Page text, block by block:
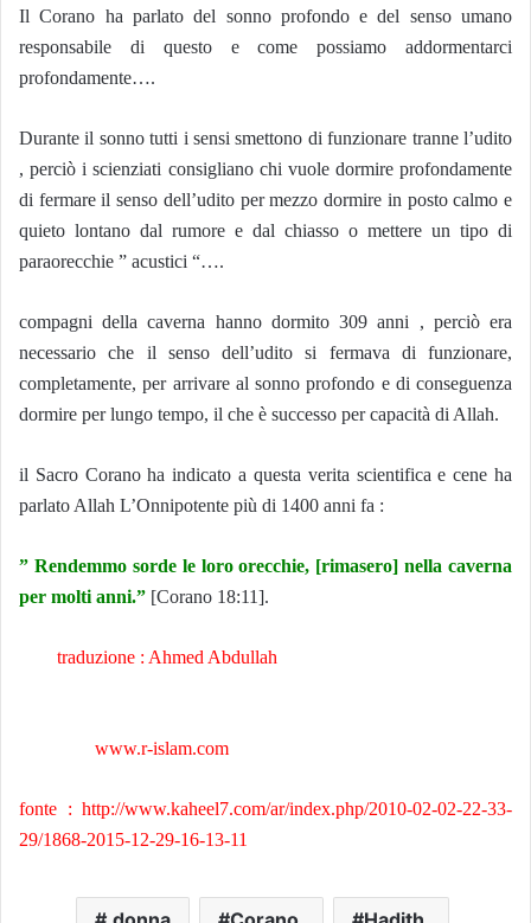
Il Corano ha parlato del sonno profondo e del senso umano
responsabile di questo e come possiamo addormentarci
profondamente….
Durante il sonno tutti i sensi smettono di funzionare tranne l’udito
, perciò i scienziati consigliano chi vuole dormire profondamente
di fermare il senso dell’udito per mezzo dormire in posto calmo e
quieto lontano dal rumore e dal chiasso o mettere un tipo di
paraorecchie ” acustici “….
compagni della caverna hanno dormito 309 anni , perciò era
necessario che il senso dell’udito si fermava di funzionare,
completamente, per arrivare al sonno profondo e di conseguenza
dormire per lungo tempo, il che è successo per capacità di Allah.
il Sacro Corano ha indicato a questa verita scientifica e cene ha
parlato Allah L’Onnipotente più di 1400 anni fa :
” Rendemmo sorde le loro orecchie, [rimasero] nella caverna
per molti anni.” [Corano 18:11].
traduzione : Ahmed Abdullah
www.r-islam.com
fonte : http://www.kaheel7.com/ar/index.php/2010-02-02-22-33-
29/1868-2015-12-29-16-13-11